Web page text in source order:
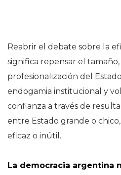
Reabrir el debate sobre la
significa repensar el
profesionalización del
endogamia institucional y
confianza a través de
entre Estado grande o
eficaz o inútil.
La democracia argentina